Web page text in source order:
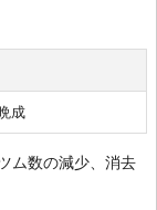
成
ム数の減少、消去